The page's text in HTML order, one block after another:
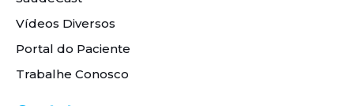
Vídeos Diversos
Portal do Paciente
Trabalhe Conosco